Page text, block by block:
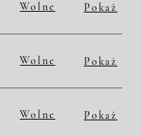
Wolne
Pokaż
Wolne
Pokaż
Wolne
Pokaż